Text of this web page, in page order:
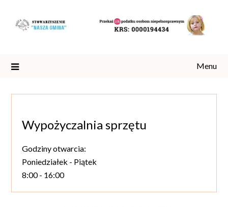
content
Menu
Wypożyczalnia sprzętu
Godziny otwarcia:
Poniedziałek - Piątek
8:00 - 16:00